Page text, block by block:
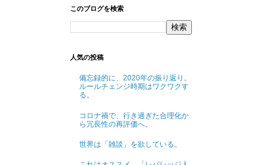
このブログを検索
人気の投稿
備忘録的に、2020年の振り返り。
ルールチェンジ時期はワクワクす
る。
コロナ禍で、行き過ぎた合理化か
ら冗長性の再評価へ。
世界は「雑談」を欲している。